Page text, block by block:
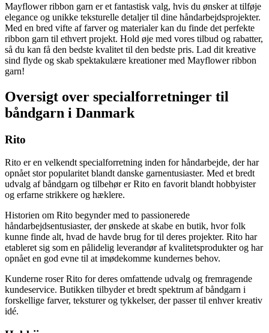
Mayflower ribbon garn er et fantastisk valg, hvis du ønsker at tilføje
elegance og unikke teksturelle detaljer til dine håndarbejdsprojekter.
Med en bred vifte af farver og materialer kan du finde det perfekte
ribbon garn til ethvert projekt. Hold øje med vores tilbud og rabatter,
så du kan få den bedste kvalitet til den bedste pris. Lad dit kreative
sind flyde og skab spektakulære kreationer med Mayflower ribbon
garn!
Oversigt over specialforretninger til
båndgarn i Danmark
Rito
Rito er en velkendt specialforretning inden for håndarbejde, der har
opnået stor popularitet blandt danske garnentusiaster. Med et bredt
udvalg af båndgarn og tilbehør er Rito en favorit blandt hobbyister
og erfarne strikkere og hæklere.
Historien om Rito begynder med to passionerede
håndarbejdsentusiaster, der ønskede at skabe en butik, hvor folk
kunne finde alt, hvad de havde brug for til deres projekter. Rito har
etableret sig som en pålidelig leverandør af kvalitetsprodukter og har
opnået en god evne til at imødekomme kundernes behov.
Kunderne roser Rito for deres omfattende udvalg og fremragende
kundeservice. Butikken tilbyder et bredt spektrum af båndgarn i
forskellige farver, teksturer og tykkelser, der passer til enhver kreativ
idé.